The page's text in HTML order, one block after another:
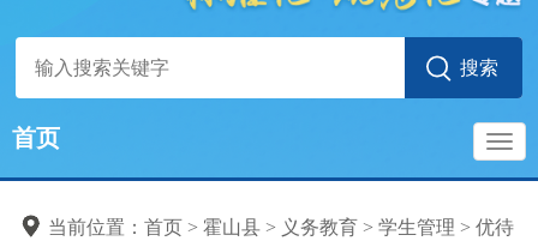
首页
当前位置： 首页 > 霍山县 > 义务教育 > 学生管理 > 优待